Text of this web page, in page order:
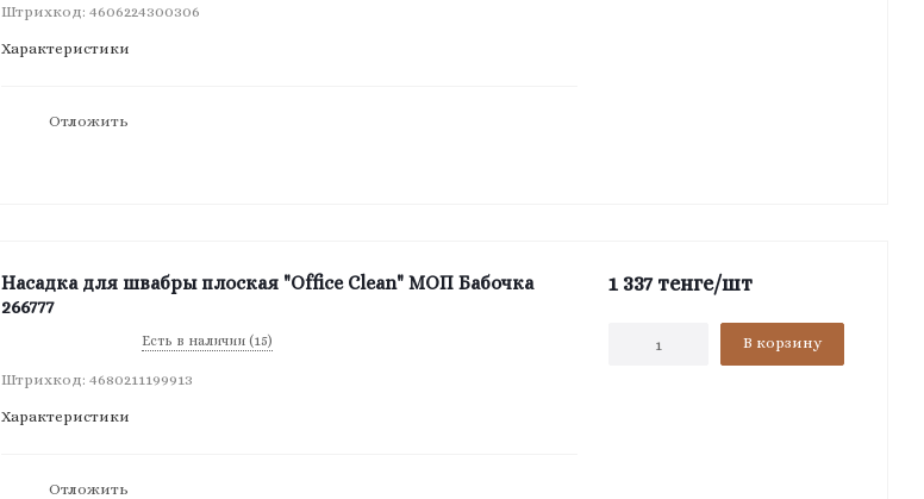
Штрихкод: 4606224300306
Характеристики
Отложить
Насадка для швабры плоская "Office Clean" МОП Бабочка
266777
Есть в наличии (15)
Штрихкод: 4680211199913
Характеристики
Отложить
1 337тенге/шт
В корзину